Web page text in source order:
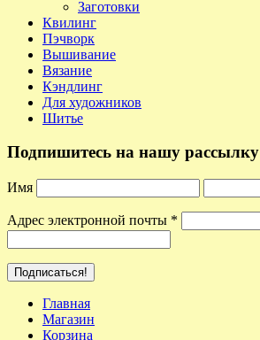
Заготовки
Квилинг
Пэчворк
Вышивание
Вязание
Кэндлинг
Для художников
Шитье
Подпишитесь на нашу рассылку
Имя
Адрес электронной почты *
Главная
Магазин
Корзина